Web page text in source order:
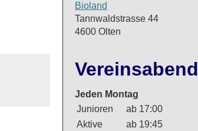
Bioland
Tannwaldstrasse 44
4600 Olten
Vereinsabend
Jeden Montag
Junioren
ab 17:00
Aktive
ab 19:45